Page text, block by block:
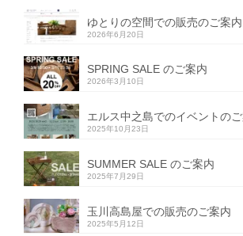
ゆとりの空間での販売のご案内
2026年6月20日
SPRING SALE のご案内
2026年3月10日
エルス中之島でのイベントの
2025年10月23日
SUMMER SALE のご案内
2025年7月29日
玉川高島屋での販売のご案内
2025年5月12日